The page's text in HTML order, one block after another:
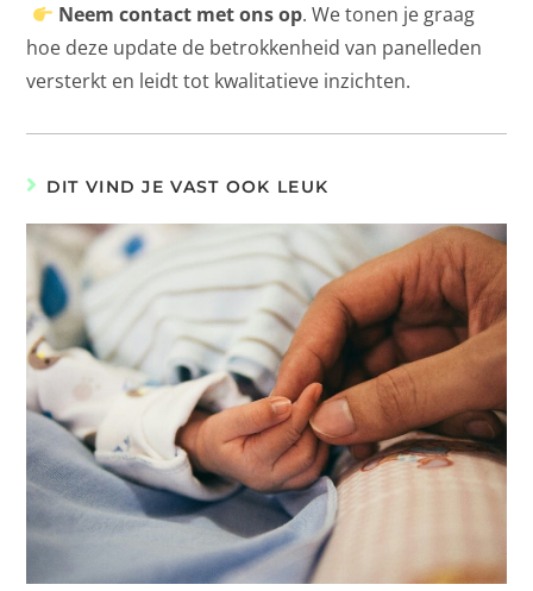
Neem contact met ons op. We tonen je graag
hoe deze update de betrokkenheid van panelleden
versterkt en leidt tot kwalitatieve inzichten.
DIT VIND JE VAST OOK LEUK